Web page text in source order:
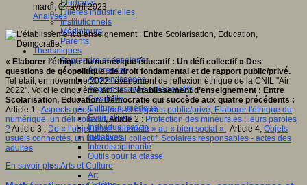
Etudiants
Filières industrielles
Institutionnels
Médiateurs
Parents
Thématiques
Apprendre et enseigner
Apprendre
Apprentissages
Apprentissages collaboratifs
Créativité
Culture numérique
Evaluations
Individualisation
Initiatives
Interdisciplinarité
Outils pour la classe
Arts et Culture
Art
mardi, 04 avril 2023
Analyses
« Elaborer l’éthique du numérique éducatif : Un défi collectif » Des
questions de géopolitique, de droit fondamental et de rapport public/privé.
Tel était, en novembre 2022 l'évènement de réflexion éthique de la CNIL "Air
2022". Voici le cinquième article :L’établissement d’enseignement : Entre
Scolarisation, Education, Démocratie qui succède aux quatre précédents :
Article 1 :Aspects géopolitiques et rapports public/privé, Elaborer l'éthique du
numérique, un défi collectif, Article 2 : Protection des mineurs.es : leurs paroles
?Article 3 : De « l’objet usuel connecté » au « bien social ». Article 4, Objets
usuels connectés, un bien social collectif. Scolaires responsables - actes des
adultes
En savoir plus...